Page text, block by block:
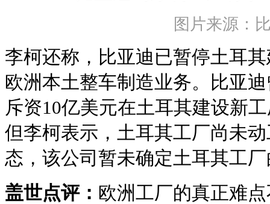
图片来源：
李柯还称，比亚迪已暂停土耳
欧洲本土整车制造业务。比亚
斥资10亿美元在土耳其建设新
但李柯表示，土耳其工厂尚未
态，该公司暂未确定土耳其工
盖世点评： 欧洲工厂的真正难